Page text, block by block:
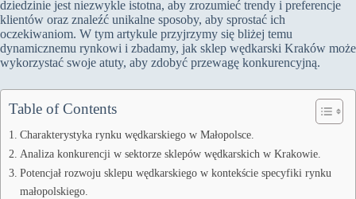
dziedzinie jest niezwykle istotna, aby zrozumieć trendy i preferencje
klientów oraz znaleźć unikalne sposoby, aby sprostać ich
oczekiwaniom. W tym artykule przyjrzymy się bliżej temu
dynamicznemu rynkowi i zbadamy, jak sklep wędkarski Kraków może
wykorzystać swoje atuty, aby zdobyć przewagę konkurencyjną.
Table of Contents
Charakterystyka rynku wędkarskiego w Małopolsce.
Analiza konkurencji w sektorze sklepów wędkarskich w Krakowie.
Potencjał rozwoju sklepu wędkarskiego w kontekście specyfiki rynku
małopolskiego.